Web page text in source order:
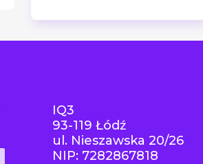
IQ3
93-119 Łódź
ul. Nieszawska 20/26
NIP: 7282867818